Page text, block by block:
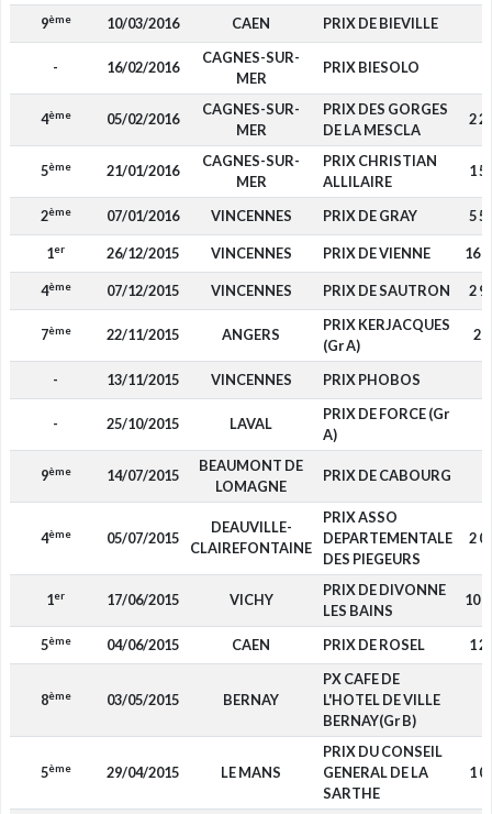
9ème 10/03/2016 CAEN PRIX DE BIEVILLE
- 16/02/2016
CAGNES-SUR-
MER
PRIX BIESOLO
4ème 05/02/2016
CAGNES-SUR-
MER
PRIX DES GORGES
DE LA MESCLA
2
5ème 21/01/2016
CAGNES-SUR-
MER
PRIX CHRISTIAN
ALLILAIRE
1
2ème 07/01/2016 VINCENNES PRIX DE GRAY 5
1er 26/12/2015 VINCENNES PRIX DE VIENNE 16
4ème 07/12/2015 VINCENNES PRIX DE SAUTRON 2
7ème 22/11/2015 ANGERS
PRIX KERJACQUES
(Gr A)
- 13/11/2015 VINCENNES PRIX PHOBOS
- 25/10/2015 LAVAL
PRIX DE FORCE (Gr
A)
9ème 14/07/2015
BEAUMONT DE
LOMAGNE
PRIX DE CABOURG
4ème 05/07/2015
DEAUVILLE-
CLAIREFONTAINE
PRIX ASSO
DEPARTEMENTALE
DES PIEGEURS
2
1er 17/06/2015 VICHY
PRIX DE DIVONNE
LES BAINS
10
5ème 04/06/2015 CAEN PRIX DE ROSEL 1
8ème 03/05/2015 BERNAY
PX CAFE DE
L'HOTEL DE VILLE
BERNAY(Gr B)
5ème 29/04/2015 LE MANS
PRIX DU CONSEIL
GENERAL DE LA
SARTHE
1